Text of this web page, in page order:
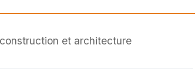
et architecture